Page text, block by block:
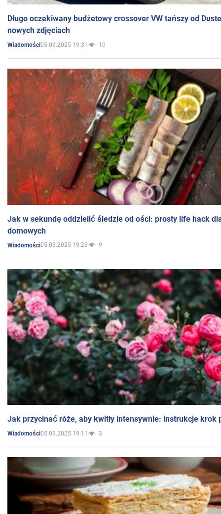
Długo oczekiwany budżetowy crossover VW tańszy od
nowych zdjęciach
Wiadomości05.03.2025 19:31 10
Jak w sekundę oddzielić śledzie od ości: prosty life hack
domowych
Wiadomości05.03.2025 19:28 9
Jak przycinać róże, aby kwitły intensywnie: instrukcje krok
Wiadomości05.03.2025 19:11 3